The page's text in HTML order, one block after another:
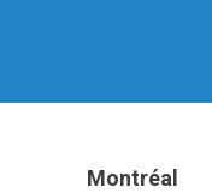
Montréal